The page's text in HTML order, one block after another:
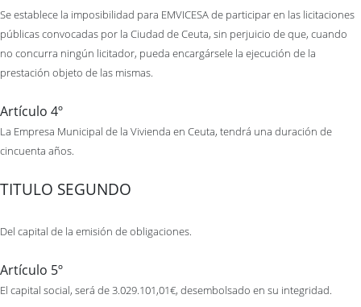
Se establece la imposibilidad para EMVICESA de participar en las licitaciones
públicas convocadas por la Ciudad de Ceuta, sin perjuicio de que, cuando
no concurra ningún licitador, pueda encargársele la ejecución de la
prestación objeto de las mismas.
Artículo 4º
La Empresa Municipal de la Vivienda en Ceuta, tendrá una duración de
cincuenta años.
TITULO SEGUNDO
Del capital de la emisión de obligaciones.
Artículo 5º
El capital social, será de 3.029.101,01€, desembolsado en su integridad.